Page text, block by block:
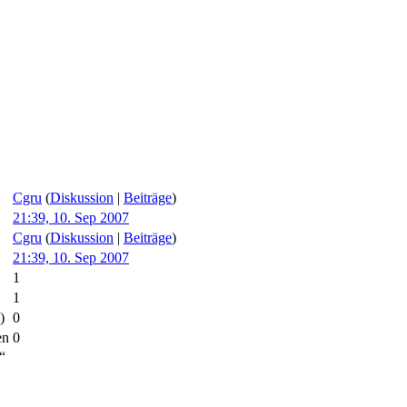
Cgru (Diskussion | Beiträge)
21:39, 10. Sep 2007
Cgru (Diskussion | Beiträge)
21:39, 10. Sep 2007
1
1
0
0
“